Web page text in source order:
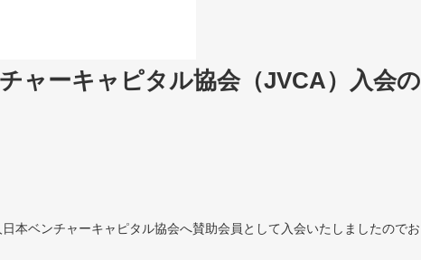
ャーキャピタル協会（JVCA）入会の
本ベンチャーキャピタル協会へ賛助会員として入会いたしましたのでお